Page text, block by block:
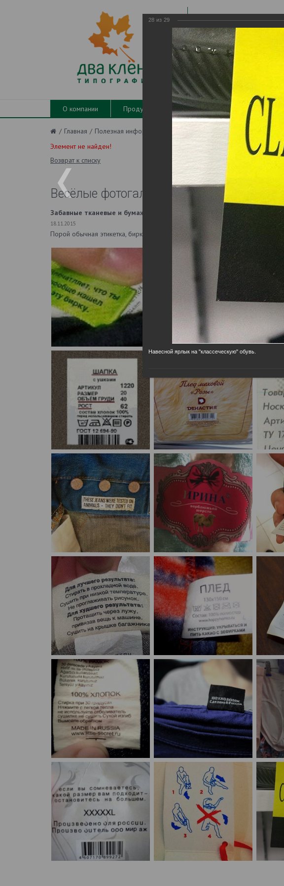
Полиграфия
для лёгкой
промышленности
и ателье
О компании Продукция Технологии и материалы
/ Главная / Полезная информация О полиграфии — с юмором
Элемент не найден!
Возврат к списку
Весёлые фотогалереи.
Забавные тканевые и бумажные этикетки, ярлыки и бирки
18.11.2015
Порой обычная этикетка, бирка или ярлык могут стать целым произведением
28 из 29
Навесной ярлык на "классеческую" обувь.